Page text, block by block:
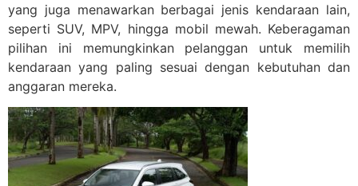
yang juga menawarkan berbagai jenis kendaraan lain,
seperti SUV, MPV, hingga mobil mewah. Keberagaman
pilihan ini memungkinkan pelanggan untuk memilih
kendaraan yang paling sesuai dengan kebutuhan dan
anggaran mereka.